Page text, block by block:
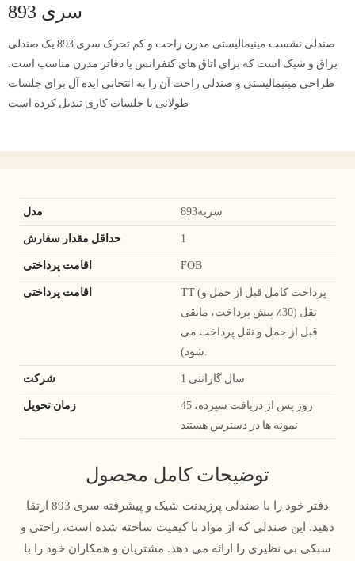
سری 893
صندلی نشست مینیمالیستی مدرن راحت و کم تحرک سری 893 یک صندلی
براق و شیک است که برای اتاق های کنفرانس یا دفاتر مدرن مناسب است.
طراحی مینیمالیستی و صندلی راحت آن را به انتخابی ایده آل برای جلسات
طولانی یا جلسات کاری تبدیل کرده است
سریه893
1
FOB
TT (پرداخت کامل قبل از حمل و
نقل (30٪ پیش پرداخت، مابقی
قبل از حمل و نقل پرداخت می
شود).
1 سال گارانتی
45 روز پس از دریافت سپرده،
نمونه ها در دسترس هستند
توضیحات کامل محصول
دفتر خود را با صندلی پرزیدنت شیک و پیشرفته سری 893 ارتقا
دهید. این صندلی که از مواد با کیفیت ساخته شده است، راحتی و
سبکی بی نظیری را ارائه می دهد. مشتریان و همکاران خود را با